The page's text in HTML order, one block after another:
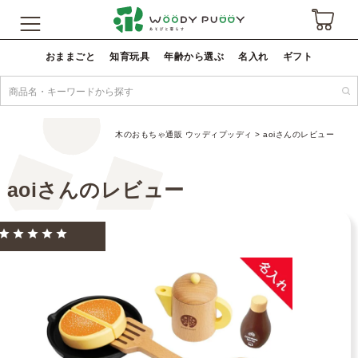
おままごと 知育玩具 年齢から選ぶ 名入れ ギフト
木のおもちゃ通販 ウッディプッディ aoiさんのレビュー
aoiさんのレビュー